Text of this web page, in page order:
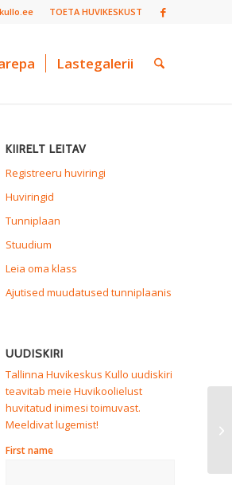
TOETA HUVIKESKUST
Lastegalerii
KIIRELT LEITAV
Registreeru huviringi
Huviringid
Tunniplaan
Stuudium
Leia oma klass
Ajutised muudatused tunniplaanis
UUDISKIRI
Tallinna Huvikeskus Kullo uudiskiri
teavitab meie Huvikoolielust
huvitatud inimesi toimuvast.
Meeldivat lugemist!
First name